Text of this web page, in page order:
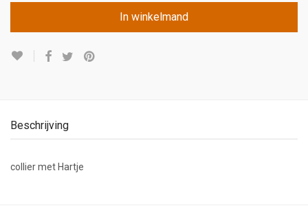
In winkelmand
Beschrijving
collier met Hartje